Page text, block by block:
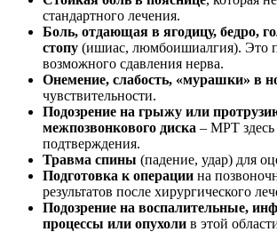
стандартного лечения.
Боль, отдающая в ягодицу, бедро,
стопу (ишиас, люмбоишиалгия). Это
возможного сдавления нерва.
Онемение, слабость, «мурашки» в
чувствительности.
Подозрение на грыжу или
межпозвонкового диска – МРТ
подтверждения.
Травма спины (падение, удар) для
Подготовка к операции на
результатов после хирургического
Подозрение на воспалительные,
процессы или опухоли в этой